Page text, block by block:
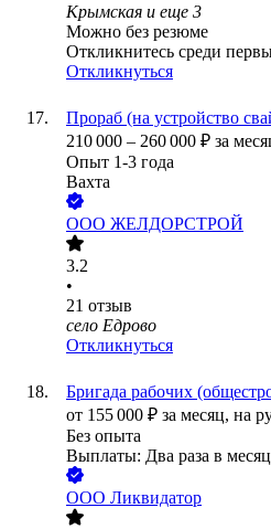
Крымская и еще 3
Можно без резюме
Откликнитесь среди
Откликнуться
Прораб (на устройство
210 000 – 260 000 ₽ за
Опыт 1-3 года
Вахта
ООО ЖЕЛДОРСТРОЙ
3.2
•
21 отзыв
село Едрово
Откликнуться
Бригада рабочих
от 155 000 ₽ за месяц, на
Без опыта
Выплаты: Два раза в месяц
ООО Ликвидатор